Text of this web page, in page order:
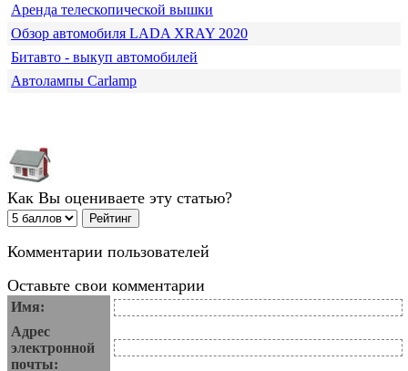
Аренда телескопической вышки
Обзор автомобиля LADA XRAY 2020
Битавто - выкуп автомобилей
Автолампы Carlamp
Как Вы оцениваете эту статью?
Комментарии пользователей
Оставьте свои комментарии
Имя:
Адрес
электронной
почты: